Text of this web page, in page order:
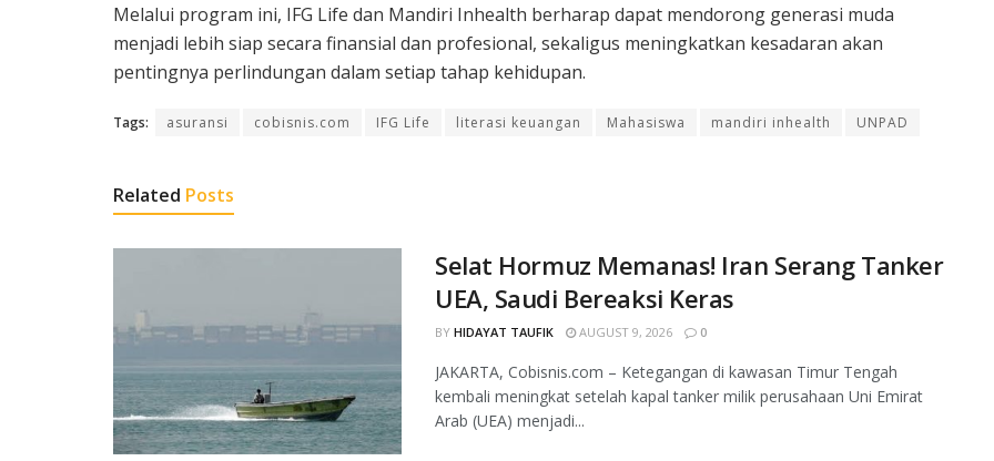
Melalui program ini, IFG Life dan Mandiri Inhealth berharap dapat mendorong generasi muda
menjadi lebih siap secara finansial dan profesional, sekaligus meningkatkan kesadaran akan
pentingnya perlindungan dalam setiap tahap kehidupan.
Tags: asuransi cobisnis.com IFG Life literasi keuangan Mahasiswa mandiri inhealth UNPAD
Related Posts
Selat Hormuz Memanas! Iran Serang Tanker
UEA, Saudi Bereaksi Keras
BY HIDAYAT TAUFIK AUGUST 9, 2026 0
JAKARTA, Cobisnis.com – Ketegangan di kawasan Timur Tengah
kembali meningkat setelah kapal tanker milik perusahaan Uni Emirat
Arab (UEA) menjadi...